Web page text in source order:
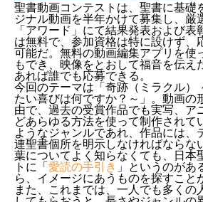
聖書動画コンテストは、聖書に基礎
ジナル動画を半年かけて募集し、厳
「アワード」にて結果発表および表
は無料で、参加資格は特に設けず、
可能だ。無料の動画編集アプリを使
もでき、映像をとおして福音を伝え
あれば誰でも応募できる。
今回のテーマは「奇跡（ミラクル）
たい喜びは何ですか？～」。動画の
由で、過去の受賞作品でも実写、ア
どあらゆる方法を使って制作されて
ようなジャンルであれ、作品には、
連聖書個所を明示しなければならな
葉についてよく知らなくても、日本
トに「 愛読の手引き 」というのがあ
ら、イメージにあうものを探すこと
また、これまでは、一人でも多くの